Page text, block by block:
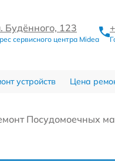
Будённого, 123
сервисного центра Midea
устройств Цена
Посудомоечных